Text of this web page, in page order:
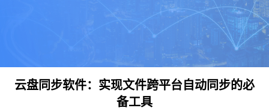
云盘同步软件：实现文件跨平台自动同步的必
备工具